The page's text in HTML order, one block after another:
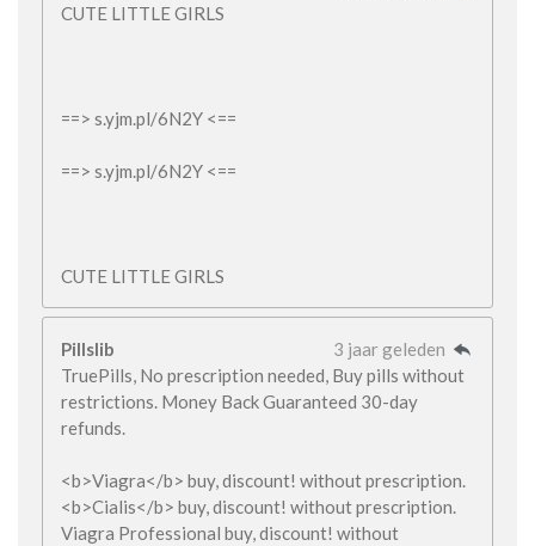
CUTE LITTLE GIRLS
==> s.yjm.pl/6N2Y <==
==> s.yjm.pl/6N2Y <==
CUTE LITTLE GIRLS
Pillslib
3 jaar geleden
TruePills, No prescription needed, Buy pills without
restrictions. Money Back Guaranteed 30-day
refunds.
<b>Viagra</b> buy, discount! without prescription.
<b>Cialis</b> buy, discount! without prescription.
Viagra Professional buy, discount! without